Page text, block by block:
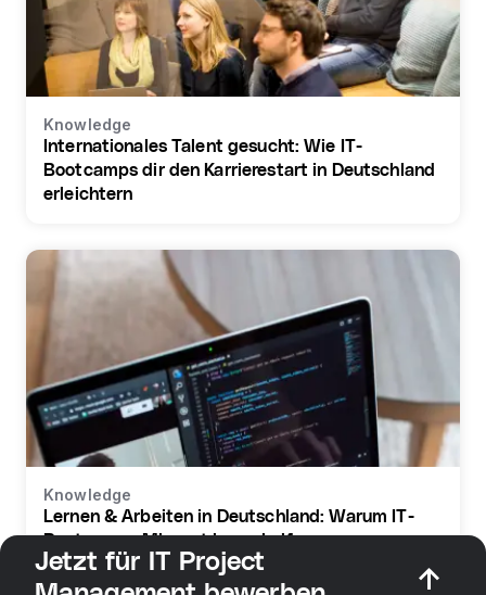
Knowledge
Internationales Talent gesucht: Wie IT-
Bootcamps dir den Karrierestart in Deutschland
erleichtern
Knowledge
Lernen & Arbeiten in Deutschland: Warum IT-
Bootcamps Migrant:innen helfen
Jetzt für IT Project